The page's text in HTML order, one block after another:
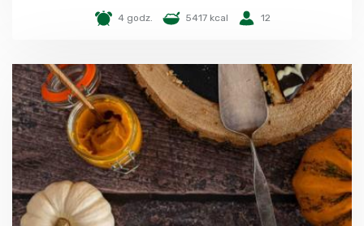
4 godz. 5417 kcal 12